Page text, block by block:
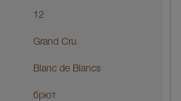
12
Grand Cru
Blanc de Blancs
брют